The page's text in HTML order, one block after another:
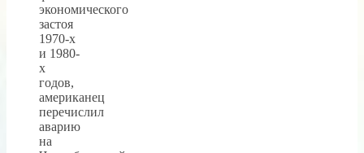
экономического
застоя
1970-х
и 1980-
х
годов,
американец
перечислил
аварию
на